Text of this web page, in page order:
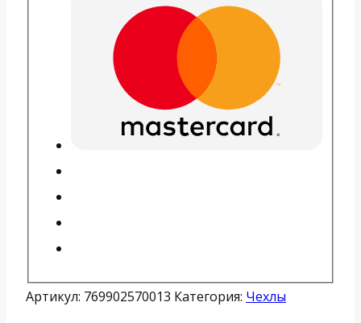
Артикул: 769902570013 Категория: Чехлы